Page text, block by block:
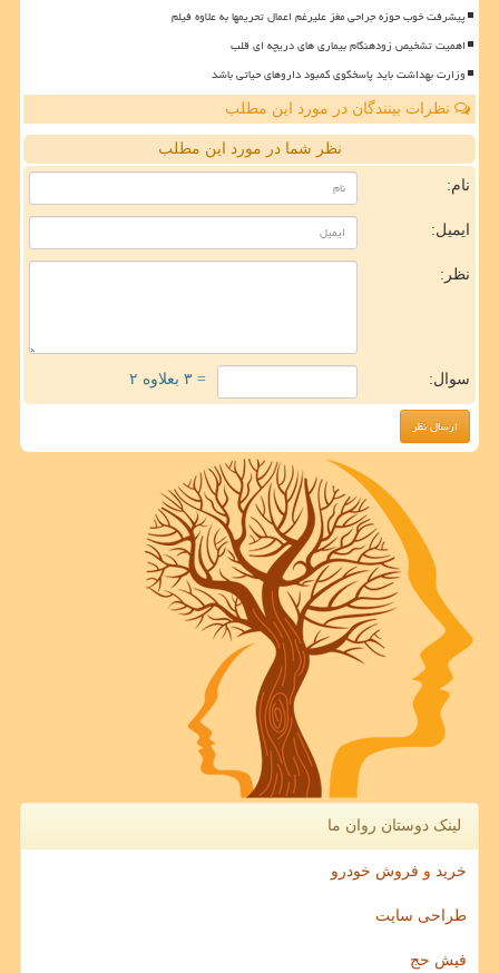
پیشرفت خوب حوزه جراحی مغز علیرغم اعمال تحریمها به علاوه فیلم
اهمیت تشخیص زودهنگام بیماری های دریچه ای قلب
وزارت بهداشت باید پاسخگوی کمبود داروهای حیاتی باشد
نظرات بینندگان در مورد این مطلب
نظر شما در مورد این مطلب
نام:
ایمیل:
نظر:
سوال: = ۳ بعلاوه ۲
لینک دوستان روان ما
خرید و فروش خودرو
طراحی سایت
فیش حج